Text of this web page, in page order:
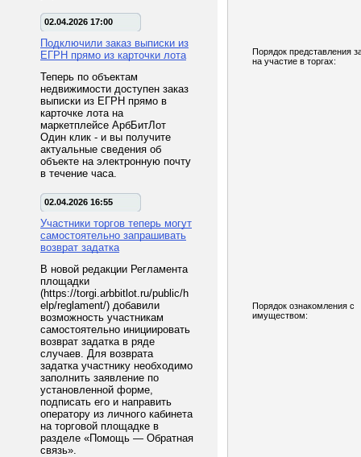
02.04.2026 17:00
Подключили заказ выписки из
ЕГРН прямо из карточки лота
Теперь по объектам
недвижимости доступен заказ
выписки из ЕГРН прямо в
карточке лота на
маркетплейсе АрбБитЛот
Один клик - и вы получите
актуальные сведения об
объекте на электронную почту
в течение часа.
02.04.2026 16:55
Участники торгов теперь могут
самостоятельно запрашивать
возврат задатка
В новой редакции Регламента
площадки
(https://torgi.arbbitlot.ru/public/h
elp/reglament/) добавили
возможность участникам
самостоятельно инициировать
возврат задатка в ряде
случаев. Для возврата
задатка участнику необходимо
заполнить заявление по
установленной форме,
подписать его и направить
оператору из личного кабинета
на торговой площадке в
разделе «Помощь — Обратная
связь».
Порядок представления
на участие в торгах:
Порядок ознакомления с
имуществом: